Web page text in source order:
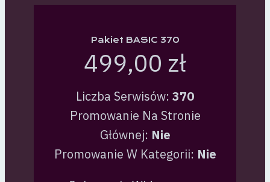
Pakiet BASIC 370
499,00 zł
Liczba Serwisów: 370
Promowanie Na Stronie
Głównej: Nie
Promowanie W Kategorii: Nie